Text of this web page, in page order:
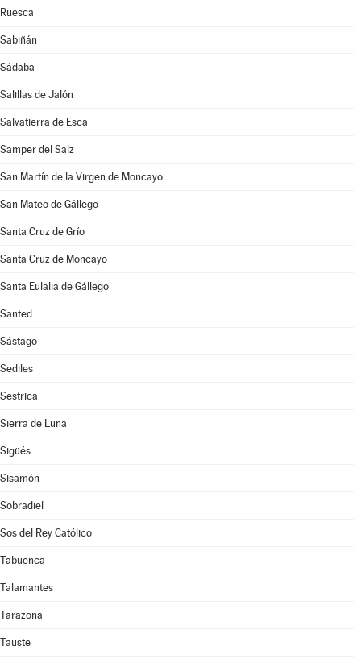
Ruesca
Sabiñán
Sádaba
Salillas de Jalón
Salvatierra de Esca
Samper del Salz
San Martín de la Virgen de Moncayo
San Mateo de Gállego
Santa Cruz de Grío
Santa Cruz de Moncayo
Santa Eulalia de Gállego
Santed
Sástago
Sediles
Sestrica
Sierra de Luna
Sigüés
Sisamón
Sobradiel
Sos del Rey Católico
Tabuenca
Talamantes
Tarazona
Tauste